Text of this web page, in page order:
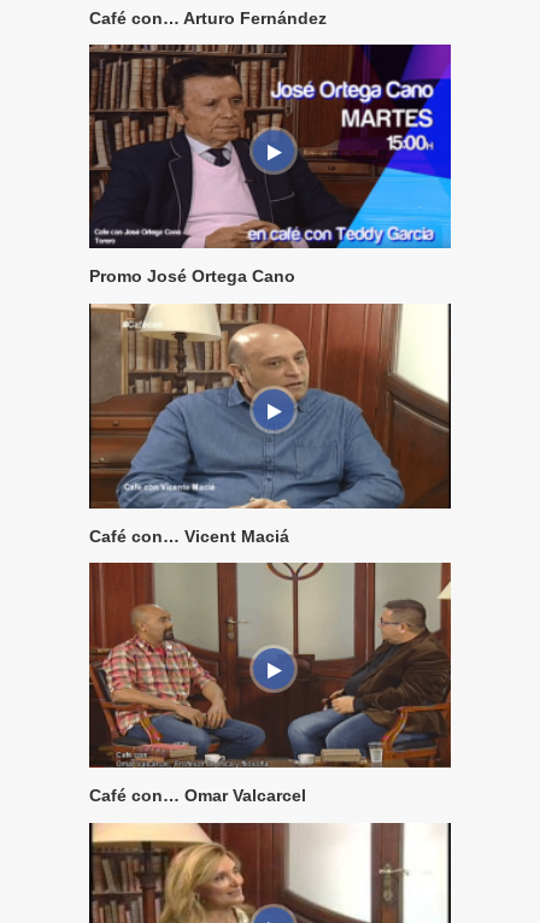
Café con… Arturo Fernández
Promo José Ortega Cano
Café con… Vicent Maciá
Café con… Omar Valcarcel